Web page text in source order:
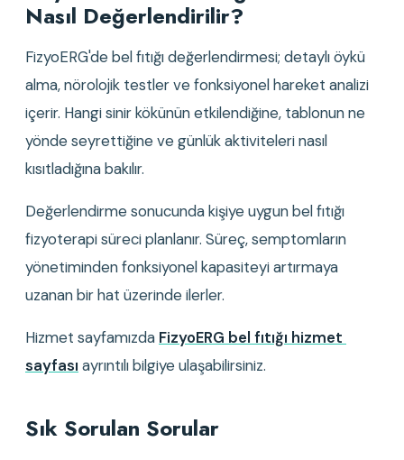
Nasıl Değerlendirilir?
FizyoERG'de bel fıtığı değerlendirmesi; detaylı öykü
alma, nörolojik testler ve fonksiyonel hareket analizi
içerir. Hangi sinir kökünün etkilendiğine, tablonun ne
yönde seyrettiğine ve günlük aktiviteleri nasıl
kısıtladığına bakılır.
Değerlendirme sonucunda kişiye uygun bel fıtığı
fizyoterapi süreci planlanır. Süreç, semptomların
yönetiminden fonksiyonel kapasiteyi artırmaya
uzanan bir hat üzerinde ilerler.
Hizmet sayfamızda FizyoERG bel fıtığı hizmet
sayfası ayrıntılı bilgiye ulaşabilirsiniz.
Sık Sorulan Sorular